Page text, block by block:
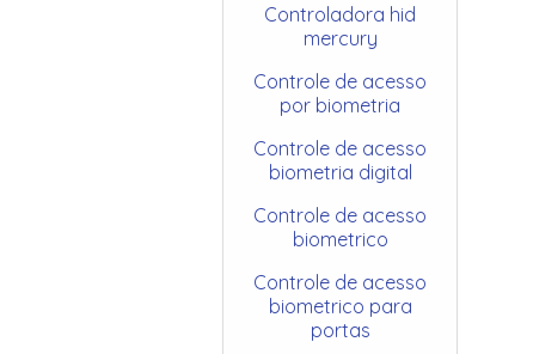
Controladora hid
mercury
Controle de acesso
por biometria
Controle de acesso
biometria digital
Controle de acesso
biometrico
Controle de acesso
biometrico para
portas